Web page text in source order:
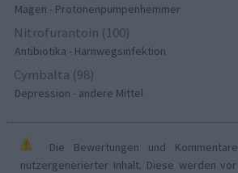
Magen - Protonenpumpenhemmer
Nitrofurantoin (100)
Antibiotika - Harnwegsinfektion
Cymbalta (98)
Depression - andere Mittel
Die Bewertungen und
nutzergenerierter Inhalt. Diese werden